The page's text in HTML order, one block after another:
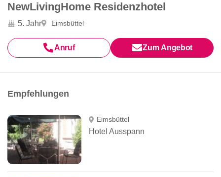
NewLivingHome Residenzhotel
5. Jahr Eimsbüttel
Anruf Zum Angebot
Empfehlungen
Eimsbüttel
Hotel Ausspann